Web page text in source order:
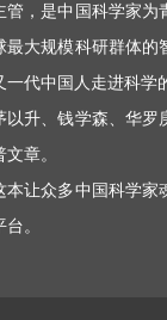
管，是中国科学家为
最大规模科研群体的
一代中国人走进科学
以升、钱学森、华罗
文章。
本让众多中国科学家
台。